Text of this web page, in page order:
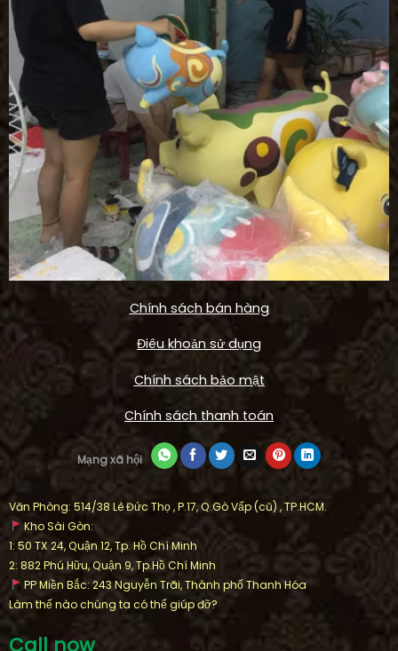
Chính sách bán hàng
Điêu khoản sử dụng
Chính sách bảo mật
Chính sách thanh toán
Mạng xã hội
Văn Phòng: 514/38 Lê Đức Thọ , P.17, Q.Gò Vấp (cũ) , TP.HCM.
Kho Sài Gòn:
1: 50 TX 24, Quận 12, Tp. Hồ Chí Minh
2: 882 Phú Hữu, Quận 9, Tp.Hồ Chí Minh
PP Miền Bắc: 243 Nguyễn Trãi, Thành phố Thanh Hóa
Làm thế nào chúng ta có thể giúp đỡ?
Call now